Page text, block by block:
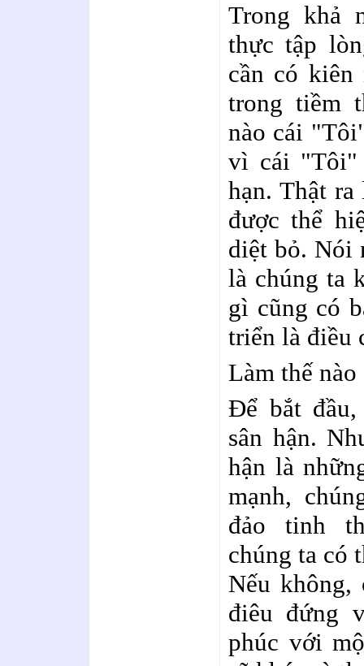
Trong khả
thực tập
cần có kiên
trong tiềm
nào cái
vì cái "Tôi"
hạn. Thật
được thể
diệt bỏ. Nói
là chúng ta
gì cũng có
triển là điều
Làm thế nào
Để bắt
sân hận.
hận là
mạnh,
đảo tinh
chúng ta có
Nếu không,
điêu đứng
phúc với